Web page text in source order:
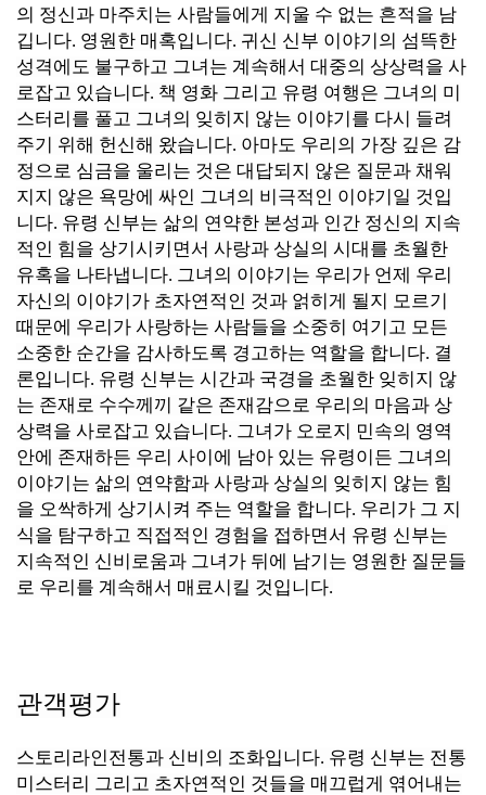
의 정신과 마주치는 사람들에게 지울 수 없는 흔적을 남
깁니다. 영원한 매혹입니다. 귀신 신부 이야기의 섬뜩한
성격에도 불구하고 그녀는 계속해서 대중의 상상력을 사
로잡고 있습니다. 책 영화 그리고 유령 여행은 그녀의 미
스터리를 풀고 그녀의 잊히지 않는 이야기를 다시 들려
주기 위해 헌신해 왔습니다. 아마도 우리의 가장 깊은 감
정으로 심금을 울리는 것은 대답되지 않은 질문과 채워
지지 않은 욕망에 싸인 그녀의 비극적인 이야기일 것입
니다. 유령 신부는 삶의 연약한 본성과 인간 정신의 지속
적인 힘을 상기시키면서 사랑과 상실의 시대를 초월한
유혹을 나타냅니다. 그녀의 이야기는 우리가 언제 우리
자신의 이야기가 초자연적인 것과 얽히게 될지 모르기
때문에 우리가 사랑하는 사람들을 소중히 여기고 모든
소중한 순간을 감사하도록 경고하는 역할을 합니다. 결
론입니다. 유령 신부는 시간과 국경을 초월한 잊히지 않
는 존재로 수수께끼 같은 존재감으로 우리의 마음과 상
상력을 사로잡고 있습니다. 그녀가 오로지 민속의 영역
안에 존재하든 우리 사이에 남아 있는 유령이든 그녀의
이야기는 삶의 연약함과 사랑과 상실의 잊히지 않는 힘
을 오싹하게 상기시켜 주는 역할을 합니다. 우리가 그 지
식을 탐구하고 직접적인 경험을 접하면서 유령 신부는
지속적인 신비로움과 그녀가 뒤에 남기는 영원한 질문들
로 우리를 계속해서 매료시킬 것입니다.
관객평가
스토리라인전통과 신비의 조화입니다. 유령 신부는 전통
미스터리 그리고 초자연적인 것들을 매끄럽게 엮어내는